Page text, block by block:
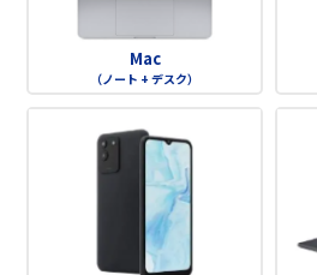
Mac
（ノート + デスク）